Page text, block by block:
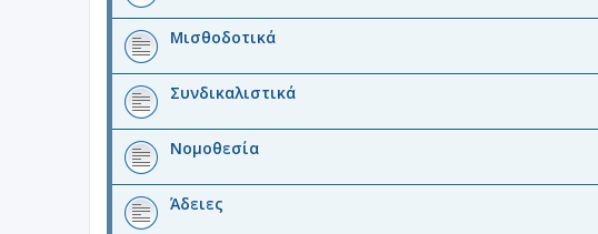
Μισθοδοτικά
Συνδικαλιστικά
Νομοθεσία
Άδειες